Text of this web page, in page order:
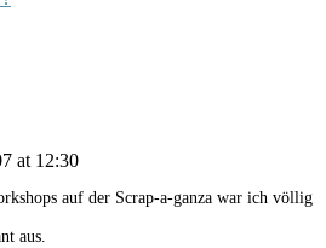
at 12:30
auf der Scrap-a-ganza war ich völlig
aus.